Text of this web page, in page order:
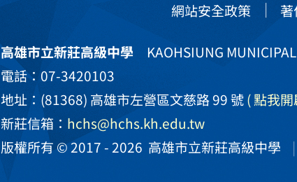
網站安全政策
高雄市立新莊高級中學KAOHSIUNG MUNICIPAL
電話：07-3420103
地址：(81368) 高雄市左營區文慈路 99 號( 點我
新莊信箱： hchs@hchs.kh.edu.tw
版權所有 © 2017 - 2026 高雄市立新莊高級中學